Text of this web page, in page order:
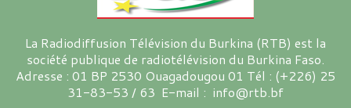
La Radiodiffusion Télévision du Burkina (RTB) est la
société publique de radiotélévision du Burkina Faso.
Adresse : 01 BP 2530 Ouagadougou 01 Tél : (+226) 25
31-83-53 / 63 E-mail : info@rtb.bf